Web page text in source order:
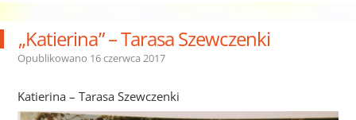
„Katierina” – Tarasa Szewczenki
Opublikowano 16 czerwca 2017
Katierina – Tarasa Szewczenki